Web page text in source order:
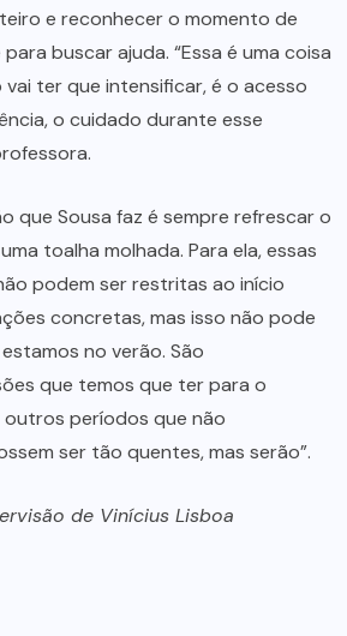
e reconhecer o momento de
buscar ajuda. “Essa é uma coisa
ter que intensificar, é o acesso
o cuidado durante esse
que Sousa faz é sempre refrescar o
toalha molhada. Para ela, essas
podem ser restritas ao início
concretas, mas isso não pode
no verão. São
que temos que ter para o
períodos que não
ser tão quentes, mas serão”.
de Vinícius Lisboa